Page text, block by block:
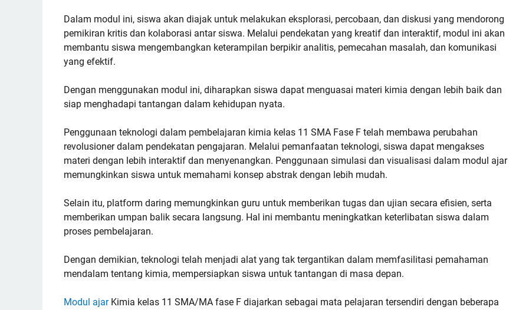
Dalam modul ini, siswa akan diajak untuk melakukan eksplorasi, percobaan, dan diskusi yang mendorong
pemikiran kritis dan kolaborasi antar siswa. Melalui pendekatan yang kreatif dan interaktif, modul ini akan
membantu siswa mengembangkan keterampilan berpikir analitis, pemecahan masalah, dan komunikasi
yang efektif.
Dengan menggunakan modul ini, diharapkan siswa dapat menguasai materi kimia dengan lebih baik dan
siap menghadapi tantangan dalam kehidupan nyata.
Penggunaan teknologi dalam pembelajaran kimia kelas 11 SMA Fase F telah membawa perubahan
revolusioner dalam pendekatan pengajaran. Melalui pemanfaatan teknologi, siswa dapat mengakses
materi dengan lebih interaktif dan menyenangkan. Penggunaan simulasi dan visualisasi dalam modul ajar
memungkinkan siswa untuk memahami konsep abstrak dengan lebih mudah.
Selain itu, platform daring memungkinkan guru untuk memberikan tugas dan ujian secara efisien, serta
memberikan umpan balik secara langsung. Hal ini membantu meningkatkan keterlibatan siswa dalam
proses pembelajaran.
Dengan demikian, teknologi telah menjadi alat yang tak tergantikan dalam memfasilitasi pemahaman
mendalam tentang kimia, mempersiapkan siswa untuk tantangan di masa depan.
Modul ajarKimia kelas 11 SMA/MA fase F diajarkan sebagai mata pelajaran tersendiri dengan beberapa